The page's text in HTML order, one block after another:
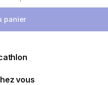
la quantité
panier
vous